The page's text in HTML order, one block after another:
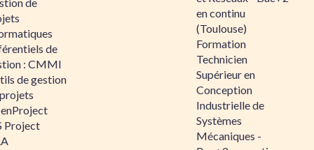
de
: CMMI
de gestion
Project
en continu
(Toulouse)
Formation
Technicien
Supérieur en
Conception
Industrielle de
Systèmes
Mécaniques -